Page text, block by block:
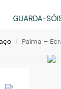
GUARDA-
/ Palma –